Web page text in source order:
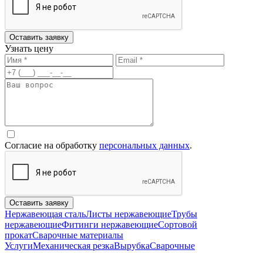
Оставить заявку
Узнать цену
Согласие на обработку персональных данных.
Оставить заявку
Нержавеющая стальЛисты нержавеющиеТрубы
нержавеющиеФитинги нержавеющиеСортовой
прокатСварочные материалы
УслугиМеханическая резкаВырубкаСварочные